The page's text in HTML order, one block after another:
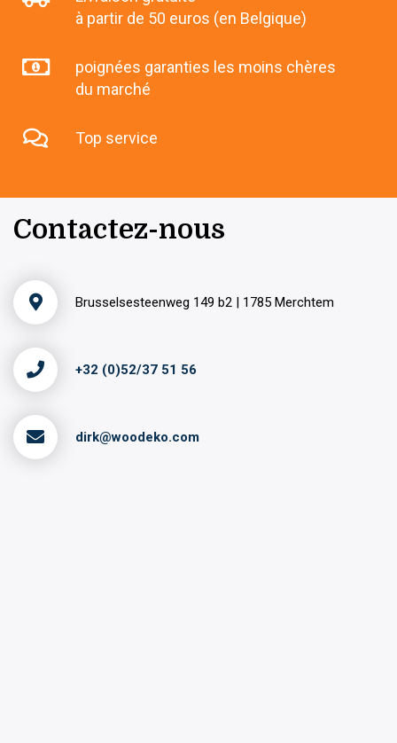
à partir de 50 euros (en Belgique)
poignées garanties les moins chères
du marché
Top service
Contactez-nous
Brusselsesteenweg 149 b2 | 1785 Merchtem
+32 (0)52/37 51 56
dirk@woodeko.com